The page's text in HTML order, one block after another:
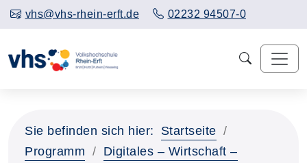
vhs@vhs-rhein-erft.de 02232 94507-0
Sie befinden sich hier:
Startseite
Programm
Digitales – Wirtschaft –